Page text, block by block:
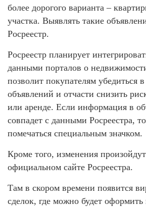
более дорогого варианта –
участка. Выявлять такие
Росреестр.
Росреестр планирует
данными порталов о
позволит покупателям убедиться
объявлений и отчасти снизить
или аренде. Если информация в
совпадет с данными Росреестра,
помечаться специальным значком.
Кроме того, изменения
официальном сайте Росреестра.
Там в скором времени появится
сделок, где можно будет